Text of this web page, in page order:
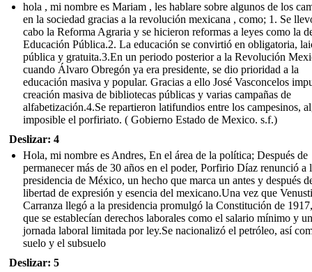
hola , mi nombre es Mariam , les hablare sobre algunos de los
en la sociedad gracias a la revolución mexicana , como; 1. Se
cabo la Reforma Agraria y se hicieron reformas a leyes como la
Educación Pública.2. La educación se convirtió en obligatoria,
pública y gratuita.3.En un periodo posterior a la Revolución
cuando Álvaro Obregón ya era presidente, se dio prioridad a la
educación masiva y popular. Gracias a ello José Vasconcelos
creación masiva de bibliotecas públicas y varias campañas de
alfabetización.4.Se repartieron latifundios entre los campesinos,
imposible el porfiriato. ( Gobierno Estado de Mexico. s.f.)
Deslizar: 4
Hola, mi nombre es Andres, En el área de la política; Después de
permanecer más de 30 años en el poder, Porfirio Díaz renunció a
presidencia de México, un hecho que marca un antes y después
libertad de expresión y esencia del mexicano.Una vez que
Carranza llegó a la presidencia promulgó la Constitución de
que se establecían derechos laborales como el salario mínimo y
jornada laboral limitada por ley.Se nacionalizó el petróleo, así
suelo y el subsuelo
Deslizar: 5